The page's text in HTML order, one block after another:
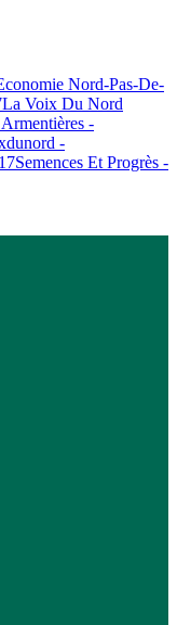
Nord-Pas-De-
La Voix Du Nord
-
-
Semences Et Progrès -